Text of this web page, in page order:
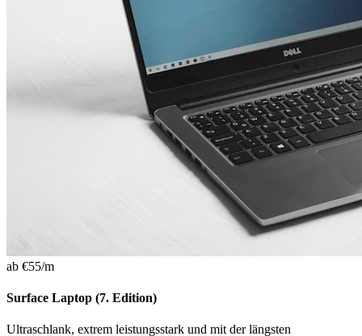
ab €55/m
Surface Laptop (7. Edition)
Ultraschlank, extrem leistungsstark und mit der längsten